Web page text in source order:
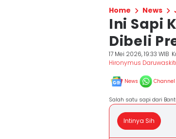
Home News
Ini Sapi
Dibeli
17 Mei 2026, 19:33 WIB
Hironymus
News Channel
Salah satu sapi dari
Intinya Sih